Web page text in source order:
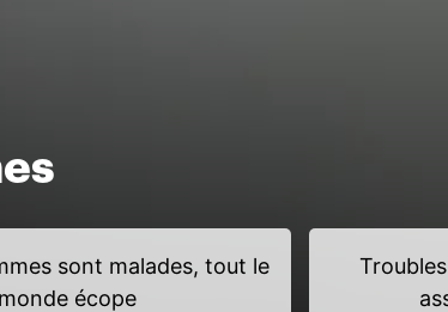
sont malades, tout le
monde écope